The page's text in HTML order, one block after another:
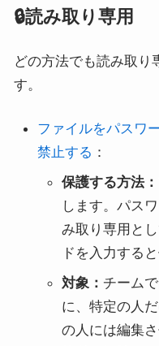
🔒読み取り専用
どの方法でも読み取り
す。
ファイルをパスワ
禁止する ：
保護する方法：
します。パス
み取り専用と
ドを入力する
対象： チーム
に、特定の人
の人には編集